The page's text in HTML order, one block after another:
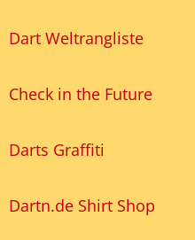
Dart Weltrangliste
Check in the Future
Darts Graffiti
Dartn.de Shirt Shop